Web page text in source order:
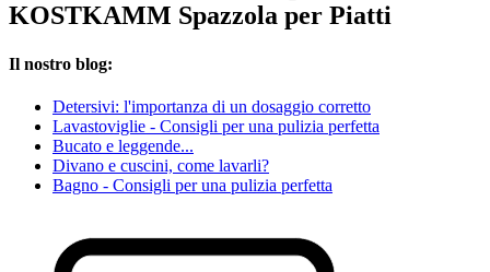
KOSTKAMM Spazzola per Piatti
Il nostro blog:
Detersivi: l'importanza di un dosaggio corretto
Lavastoviglie - Consigli per una pulizia perfetta
Bucato e leggende...
Divano e cuscini, come lavarli?
Bagno - Consigli per una pulizia perfetta